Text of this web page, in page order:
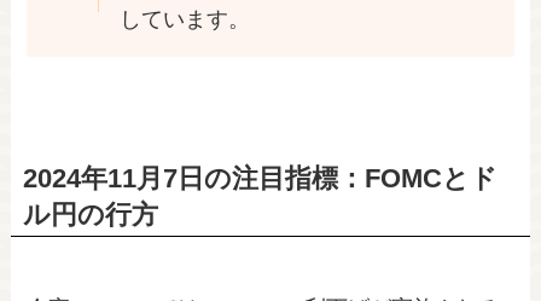
しています。
2024年11月7日の注目指標：FOMCとド
ル円の行方